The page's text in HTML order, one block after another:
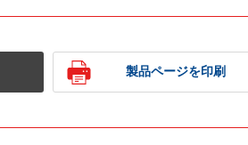
製品ページを印刷